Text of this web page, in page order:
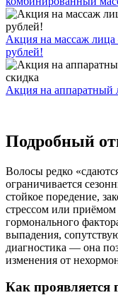
Акция на массаж лица
рублей!
Акция на аппаратный
Подробный
Волосы редко
ограничивается
стойкое поредение,
стрессом или приёмом
гормонального
выпадения,
диагностика — она
изменения от
Как проявляется